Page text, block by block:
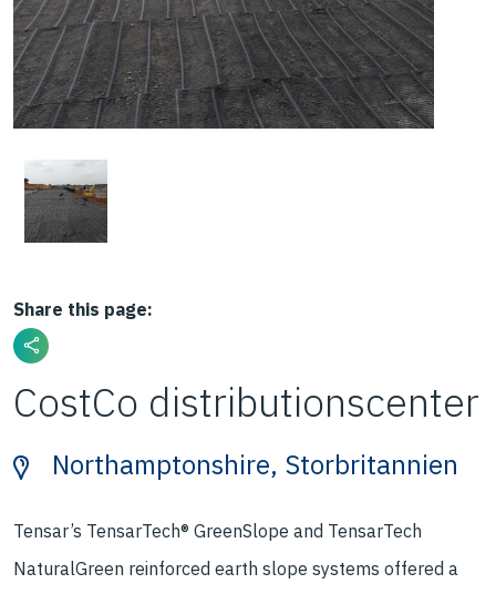
Share this page:
CostCo distributionscenter
Northamptonshire, Storbritannien
Tensar’s TensarTech® GreenSlope and TensarTech
NaturalGreen reinforced earth slope systems offered a